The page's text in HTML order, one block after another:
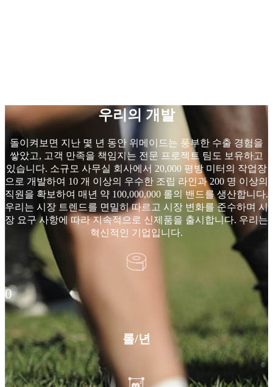
우리의 개발
돌이켜보면 지난 몇 년 동안 위메이드는 풍부한 수출 경험을
쌓았고, 고객 만족을 책임지는 전문 프로젝트 팀도 보유하고
있습니다. 소규모 사무실 회사에서 20,000 평방 미터의 작업장
으로 개발하여 10 개 이상의 우수한 조립 라인과 200 명 이상의
직원을 확보하여 매년 약 100,000,000 롤의 밴드를 생산합니다.
우리는 시장 트렌드를 면밀히 따르고 시장 변화를 준수하며 시
장 요구 사항에 따라 지속적으로 신제품을 출시합니다. 우리는
혁신적인 기업입니다.
0
롤/년